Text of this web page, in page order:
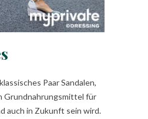
Paar Sandalen,
Grundnahrungsmittel für
auch in Zukunft sein wird.